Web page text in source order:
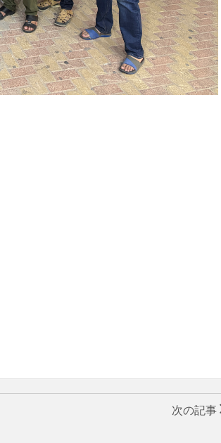
次の記事